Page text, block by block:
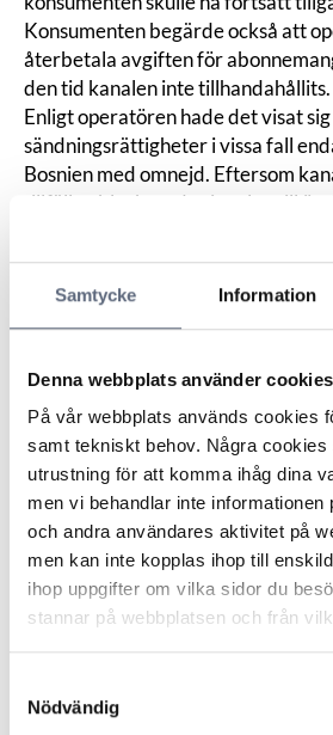
Samtycke Information
Denna webbplats använder cookies
På vår webbplats används cookies
samt tekniskt behov. Några cookies
utrustning för att komma ihåg dina
men vi behandlar inte informationen
och andra användares aktivitet på
men kan inte kopplas ihop till
ihop uppgifter om vilka sidor du
stannar på webbplatsen och från
Nödvändig
Konsumenten begärde också att
återbetala avgiften för
den tid kanalen inte tillhandahållits.
Enligt operatören hade det visat
sändningsrättigheter i vissa fall
Bosnien med omnejd. Eftersom
tillfällen blockerade signalen till
inte gick att hitta en lösning på
operatörens utbud. Operatören
konsumenterna fått brev med
möjlighet att ändra sina
hänvisade också till att man enligt
rätt att ändra innehållet i
ARN konstaterade att det var
ändringen i kanalutbudet var en
konsumenten rätt att säga upp
avtalsvillkoren. Frågan gällde om
kräva att operatören även
tillhandahålla kanalen eller betala
satellitmottagare.
att tillhandahålla kanalen inte
eftersom sändningsrättigheterna